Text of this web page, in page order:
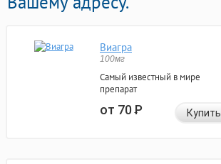
Виагра
100мг
Самый известный в мире
препарат
от 70Р Купить